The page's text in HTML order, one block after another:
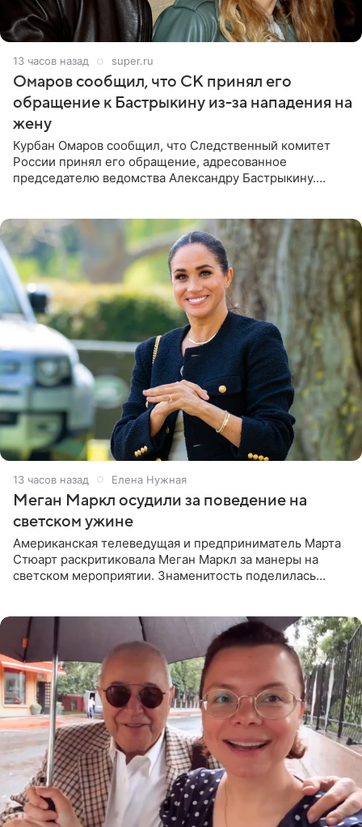
13 часов назад super.ru
Омаров сообщил, что СК принял его
обращение к Бастрыкину из-за нападения на
жену
Курбан Омаров сообщил, что Следственный комитет
России принял его обращение, адресованное
председателю ведомства Александру Бастрыкину.
13 часов назад Елена Нужная
Меган Маркл осудили за поведение на
светском ужине
Американская телеведущая и предприниматель Марта
Стюарт раскритиковала Меган Маркл за манеры на
светском мероприятии. Знаменитость поделилась